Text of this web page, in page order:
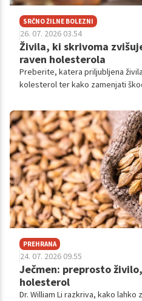
SRČNO ŽILNE BOLEZNI
26. 07. 2026 03.54
Živila, ki skrivoma
raven holesterola
Preberite, katera priljubljena
kolesterol ter kako zamenjati
PREHRANA
24. 07. 2026 09.55
Ječmen: preprosto
holesterol
Dr. William Li razkriva, kako lahko